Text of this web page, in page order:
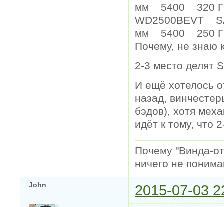
мм 5400 320
WD2500BEVT
мм 5400 250
Почему, не знаю
2-3 место делят
И ещё хотелось
назад,
бэдов), хотя
идёт к тому, что
Почему "Винда-
ничего не
John 2015-07-03